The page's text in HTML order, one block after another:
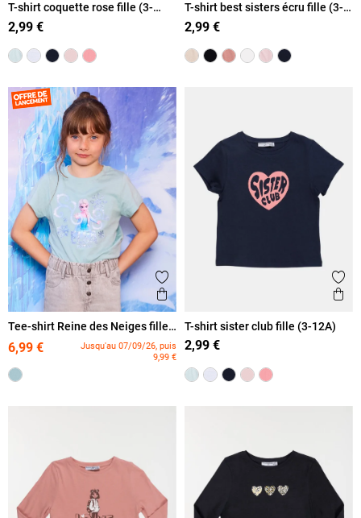
T-shirt coquette rose fille (3-
12A)
2,99 €
T-shirt best sisters écru fille (3-
12A)
2,99 €
Ajouter aux favoris
Aperçu rapide
Tee-shirt Reine des Neiges fille
6,99 €
Jusqu'au 07/09/26, puis
9,99 €
T-shirt sister club fille (3-12A)
2,99 €